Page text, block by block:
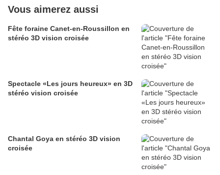
Vous aimerez aussi
Fête foraine Canet-en-Roussillon en
stéréo 3D vision croisée
Spectacle «Les jours heureux» en 3D
stéréo vision croisée
Chantal Goya en stéréo 3D vision
croisée